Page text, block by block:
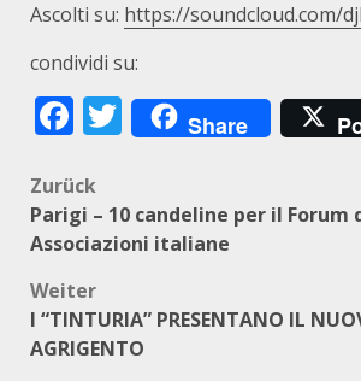
Ascolti su: https://soundcloud.com/
condividi su:
Facebook
Twitter
Share
Beitragsnavigation
Zurück
Parigi – 10 candeline per il Forum
Associazioni italiane
Weiter
I “TINTURIA” PRESENTANO IL
AGRIGENTO